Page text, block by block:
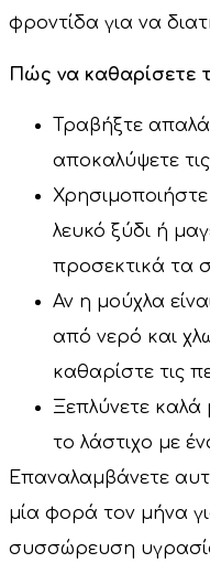
φροντίδα για να
Πώς να καθαρίσετε
Τραβήξτε απαλά
αποκαλύψετε
λευκό ξύδι ή
προσεκτικά τα
Αν η μούχλα
από νερό και
καθαρίστε τις
Ξεπλύνετε καλά
το λάστιχο με
Επαναλαμβάνετε
μία φορά τον μήνα
συσσώρευση